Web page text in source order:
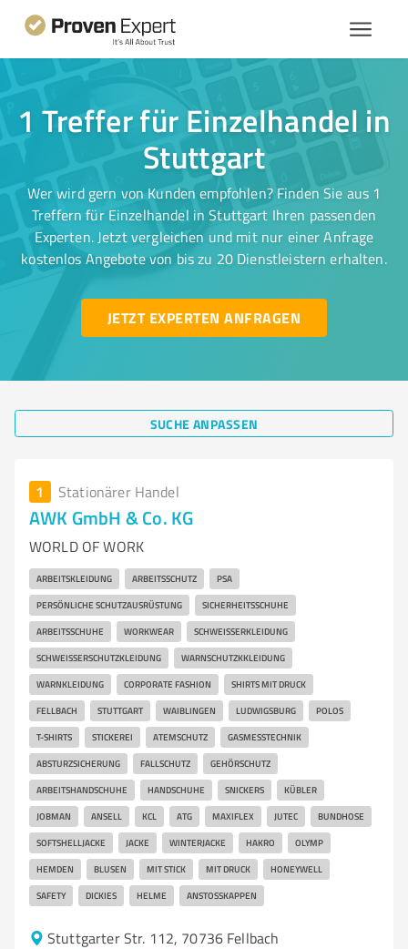
1 Treffer für Einzelhandel in
Stuttgart
Wer wird gern von Kunden empfohlen? Finden Sie aus 1
Treffern für Einzelhandel in Stuttgart Ihren passenden
Experten. Jetzt vergleichen und mit nur einer Anfrage
kostenlos Angebote von bis zu 20 Dienstleistern erhalten.
JETZT EXPERTEN ANFRAGEN
SUCHE ANPASSEN
1 Stationärer Handel
AWK GmbH & Co. KG
WORLD OF WORK
ARBEITSKLEIDUNG ARBEITSSCHUTZ PSA
PERSÖNLICHE SCHUTZAUSRÜSTUNG SICHERHEITSSCHUHE
ARBEITSSCHUHE WORKWEAR SCHWEISSERKLEIDUNG
SCHWEISSERSCHUTZKLEIDUNG WARNSCHUTZKKLEIDUNG
WARNKLEIDUNG CORPORATE FASHION SHIRTS MIT DRUCK
FELLBACH STUTTGART WAIBLINGEN LUDWIGSBURG POLOS
T-SHIRTS STICKEREI ATEMSCHUTZ GASMESSTECHNIK
ABSTURZSICHERUNG FALLSCHUTZ GEHÖRSCHUTZ
ARBEITSHANDSCHUHE HANDSCHUHE SNICKERS KÜBLER
JOBMAN ANSELL KCL ATG MAXIFLEX JUTEC BUNDHOSE
SOFTSHELLJACKE JACKE WINTERJACKE HAKRO OLYMP
HEMDEN BLUSEN MIT STICK MIT DRUCK HONEYWELL
SAFETY DICKIES HELME ANSTOSSKAPPEN
Stuttgarter Str. 112, 70736 Fellbach